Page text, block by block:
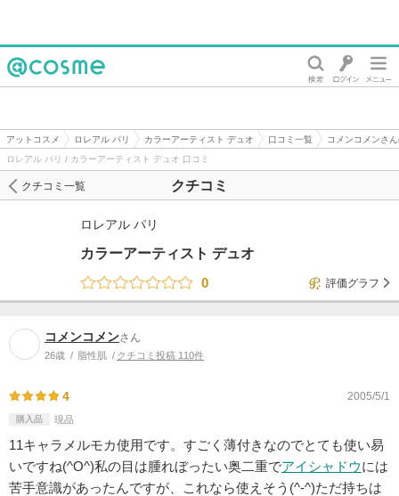
アットコスメ ロレアル パリ カラーアーティスト デュオ 口コミ一覧
コメンコメンさ
ロレアル パリ / カラーアーティスト デュオ 口コミ
クチコミ
クチコミ一覧
ロレアル パリ
カラーアーティスト デュオ
0
評価グラフ
コメンコメンさん
26歳 脂性肌 クチコミ投稿 110件
4 2005/5/1
購入品 現品
11キャラメルモカ使用です。すごく薄付きなのでとても使い易
いですね(^O^)私の目は腫れぼったい奥二重でアイシャドウには
苦手意識があったんですが、これなら使えそう(^-^)ただ持ちは